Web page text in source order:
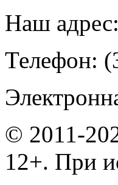
Наш
Телефон:
© 2011-
12+. При